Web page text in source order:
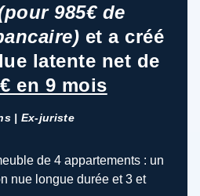
985€ de
et a créé
latente net de
en 9 mois
| Ex-juriste
de 4 appartements : un
nue longue durée et 3 et